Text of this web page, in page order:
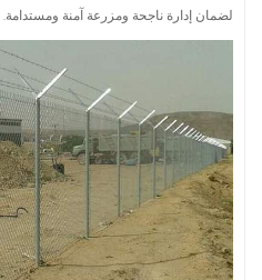
لضمان إدارة ناجحة ومزرعة آمنة ومستدامة.